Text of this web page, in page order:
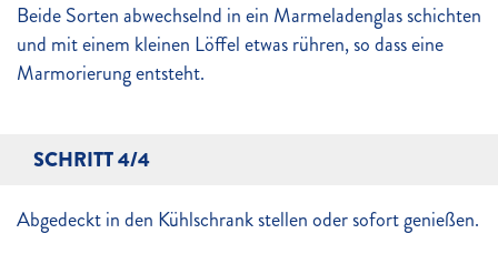
Beide Sorten abwechselnd in ein Marmeladenglas schichten
und mit einem kleinen Löffel etwas rühren, so dass eine
Marmorierung entsteht.
SCHRITT 4/4
Abgedeckt in den Kühlschrank stellen oder sofort genießen.